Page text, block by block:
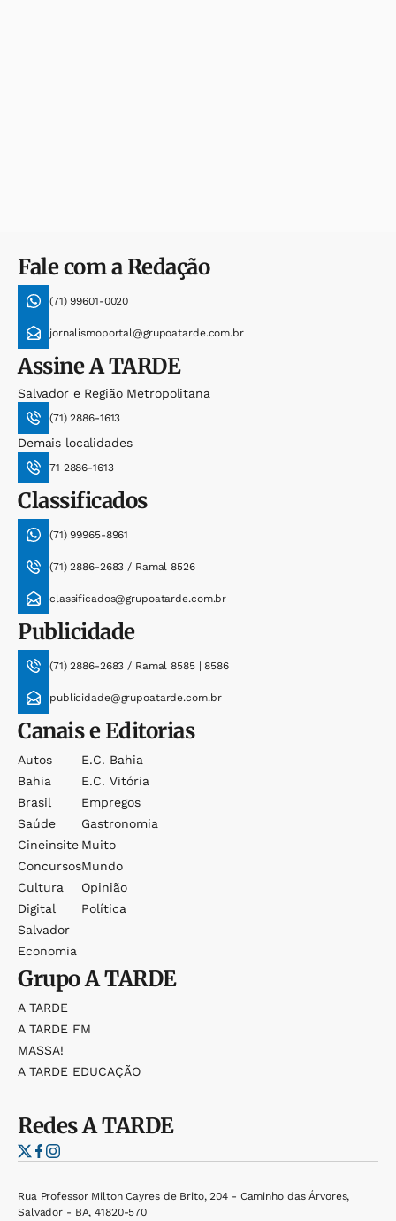
Fale com a Redação
(71) 99601-0020
jornalismoportal@grupoatarde.com.br
AssineA TARDE
Salvador e Região Metropolitana
(71) 2886-1613
Demais localidades
71 2886-1613
Classificados
(71) 99965-8961
(71) 2886-2683 / Ramal 8526
classificados@grupoatarde.com.br
Publicidade
(71) 2886-2683 / Ramal 8585 | 8586
publicidade@grupoatarde.com.br
Canais e Editorias
Autos
Bahia
Brasil
Saúde
Cineinsite
Concursos
Cultura
Digital
Salvador
Economia
E.c. Bahia
E.c. Vitória
Empregos
Gastronomia
Muito
Mundo
Opinião
Política
GrupoA TARDE
A TARDE
A TARDE FM
MASSA!
A TARDE EDUCAÇÃO
RedesA TARDE
Rua Professor Milton Cayres de Brito, 204 - Caminho das Árvores,
Salvador - BA, 41820-570